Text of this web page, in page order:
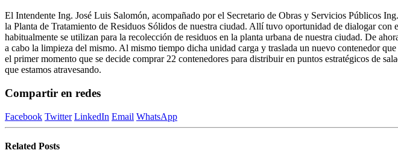
El Intendente Ing. José Luis Salomón, acompañado por el Secretario de Obras y Servicios Públicos
la Planta de Tratamiento de Residuos Sólidos de nuestra ciudad. Allí tuvo oportunidad de dialogar
habitualmente se utilizan para la recolección de residuos en la planta urbana de nuestra ciudad. De
a cabo la limpieza del mismo. Al mismo tiempo dicha unidad carga y traslada un nuevo contenedor
el primer momento que se decide comprar 22 contenedores para distribuir en puntos estratégicos de
que estamos atravesando.
Compartir en redes
Facebook Twitter LinkedIn Email WhatsApp
Related Posts